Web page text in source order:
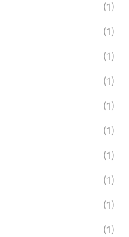
(1)
(1)
(1)
(1)
(1)
(1)
(1)
(1)
(1)
(1)